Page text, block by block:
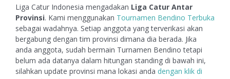
Liga Catur Indonesia mengadakan Liga Catur Antar
Provinsi. Kami menggunakan Tournamen Bendino Terbuka
sebagai wadahnya. Setiap anggota yang terverikasi akan
bergabung dengan tim provinsi dimana dia berada. Jika
anda anggota, sudah bermain Turnamen Bendino tetapi
belum ada datanya dalam hitungan standing di bawah ini,
silahkan update provinsi mana lokasi anda dengan klik di